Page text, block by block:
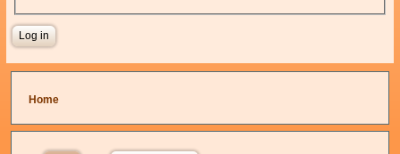
You are here
Home